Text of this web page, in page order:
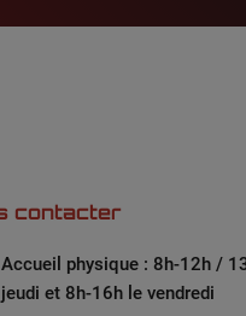
contacter
Accueil physique : 8h-12h /
jeudi et 8h-16h le vendredi